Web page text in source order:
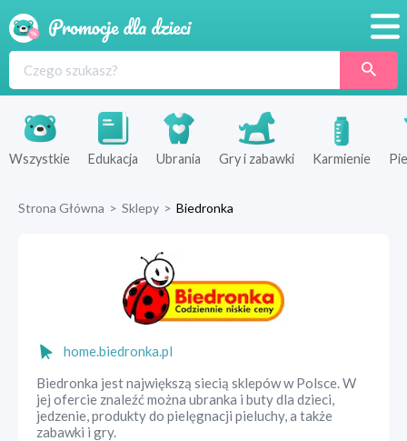
Produkty
Sklepy
Wszystkie Edukacja Ubrania Gry i zabawki Karmienie
Strona Główna > Sklepy > Biedronka
home.biedronka.pl
Biedronka jest największą siecią sklepów w Polsce. W
jej ofercie znaleźć można ubranka i buty dla dzieci,
jedzenie, produkty do pielęgnacji pieluchy, a także
zabawki i gry.